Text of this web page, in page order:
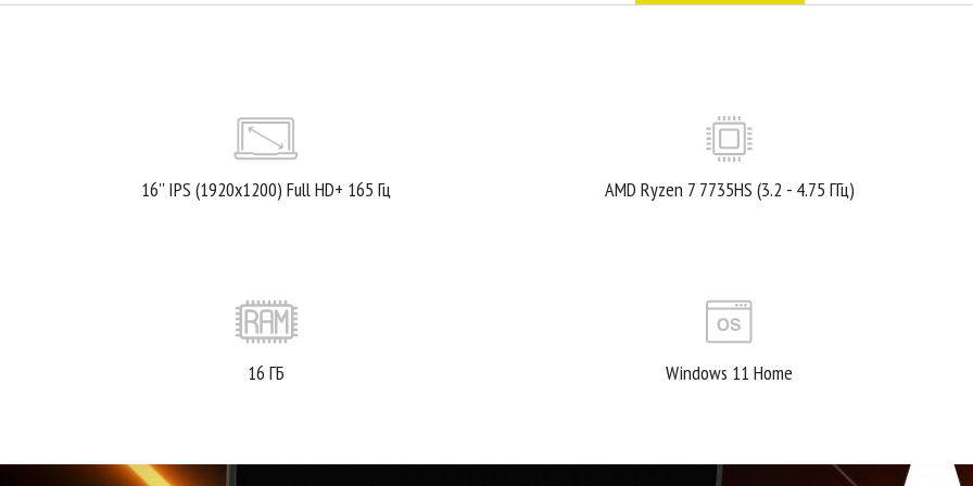
16'' IPS (1920x1200) Full HD+ 165 Гц AMD Ryzen 7 7735HS (3.2 - 4.75 ГГц)
16 ГБ Windows 11 Home